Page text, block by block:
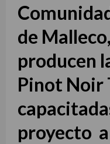
de
producen
Pinot Noir
proyecto